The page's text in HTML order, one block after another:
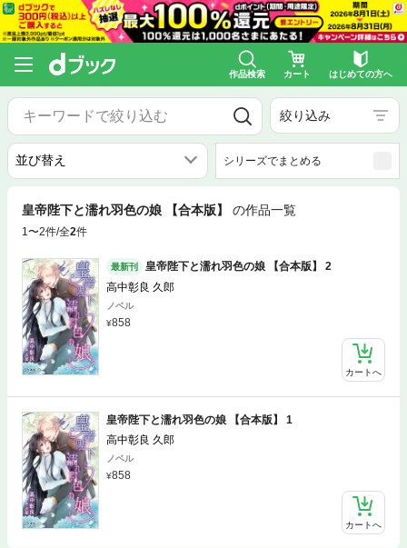
作品検索 カート はじめての方へ
絞り込み
シリーズでまとめる
皇帝陛下と濡れ羽色の娘 【合本版】 の作品一覧
1〜2件/全2件
最新刊
皇帝陛下と濡れ羽色の娘 【合本版】 2
高中彰良 久郎
ノベル
858
カートへ
皇帝陛下と濡れ羽色の娘 【合本版】 1
高中彰良 久郎
ノベル
858
カートへ